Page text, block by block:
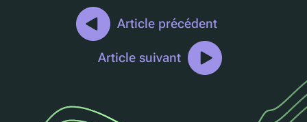
Article précédent
Article suivant